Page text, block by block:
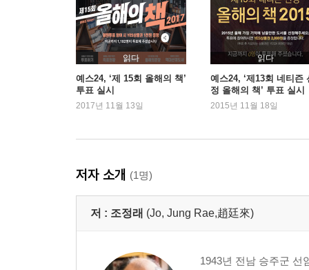
읽다
예스24, ‘제 15회 올해의 책’
투표 실시
2017년 11월 13일
읽다
예스24, ‘제13회 네티즌
정 올해의 책’ 투표 실시
2015년 11월 18일
저자 소개 (1명)
저 : 조정래 (Jo, Jung Rae,趙廷來)
1943년 전남 승주군 선